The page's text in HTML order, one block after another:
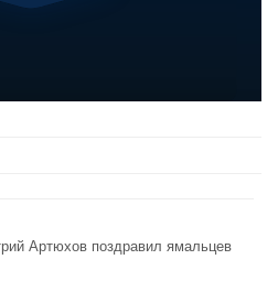
Артюхов поздравил ямальцев